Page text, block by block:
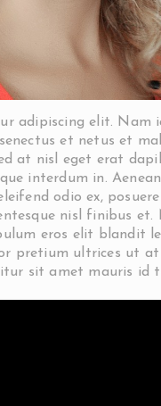
adipiscing elit. Nam
et netus et
at nisl eget erat
interdum in.
odio ex,
nisl finibus
eros elit blandit
pretium ultrices ut at
sit amet mauris id